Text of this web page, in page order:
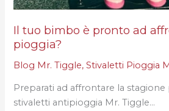
Il tuo bimbo è pronto ad
pioggia?
Blog Mr. Tiggle,Stivaletti Pioggia
Preparati ad affrontare la
stivaletti antipioggia Mr. Tiggle…